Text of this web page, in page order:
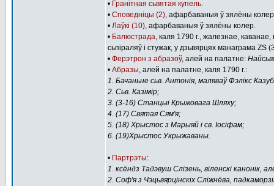
• Гранітная сьвятая купель.
• Споведніцы (2), афарбаваныя ў зялёны
• Лаўкі (10), афарбаваныя ў зялёны колер.
• Балюстрада, каля 1790 г., жалезнае,
сьпіраляў і стужак, у дзьвярцях манаграма ZS
• Ферэтрон з абразоў, алей на палатне:
• Абразы, алей на палатне, каля 1790 г.:
1. Бачаньне сьв. Антонія, маляваў Фэлікс
2. Сьв. Казімір;
3. (3-16) Станцыі Крыжовага Шляху;
4. (17) Святая Сям'я;
5. (18) Хрыстос з Марыяй і св. Іосіфам;
6. (19)Хрыстос Укрыжаваны.
• Партрэты:
1. ксёндз Тадэвуш Слізень, віленскі канонік,
2. Соф'я з Чэцьвярцінскіх Сліжнёва,